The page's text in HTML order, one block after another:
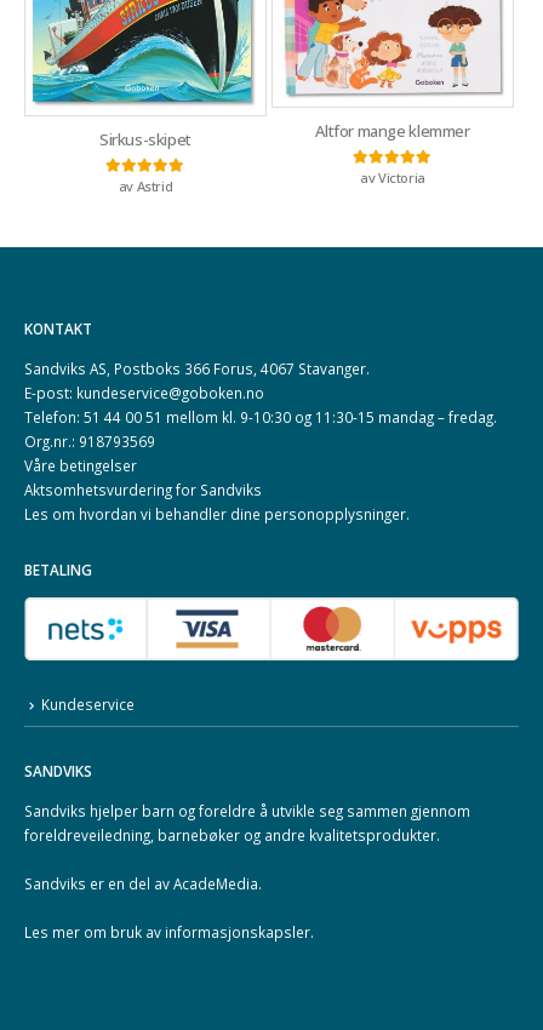
Sirkus-skipet
Vurdert5
av Astrid
Altfor mange klemmer
Vurdert5av 5
av Victoria
KONTAKT
Sandviks AS, Postboks 366 Forus, 4067 Stavanger.
E-post: kundeservice@goboken.no
Telefon: 51 44 00 51 mellom kl. 9-10:30 og 11:30-15 mandag – fredag.
Org.nr.: 918793569
Våre betingelser
Aktsomhetsvurdering for Sandviks
Les om hvordan vi behandler dine personopplysninger.
BETALING
Kundeservice
SANDVIKS
Sandviks hjelper barn og foreldre å utvikle seg sammen gjennom
foreldreveiledning, barnebøker og andre kvalitetsprodukter.
Sandviks er en del avAcadeMedia.
Les mer om bruk av informasjonskapsler.